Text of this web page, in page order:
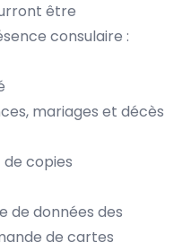
être
consulaire :
mariages et décès
copies
de données des
de cartes